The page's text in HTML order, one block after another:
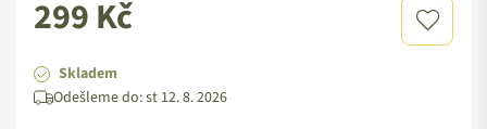
Standardní
cena
299 Kč
Skladem
Odešleme do:st 12. 8. 2026